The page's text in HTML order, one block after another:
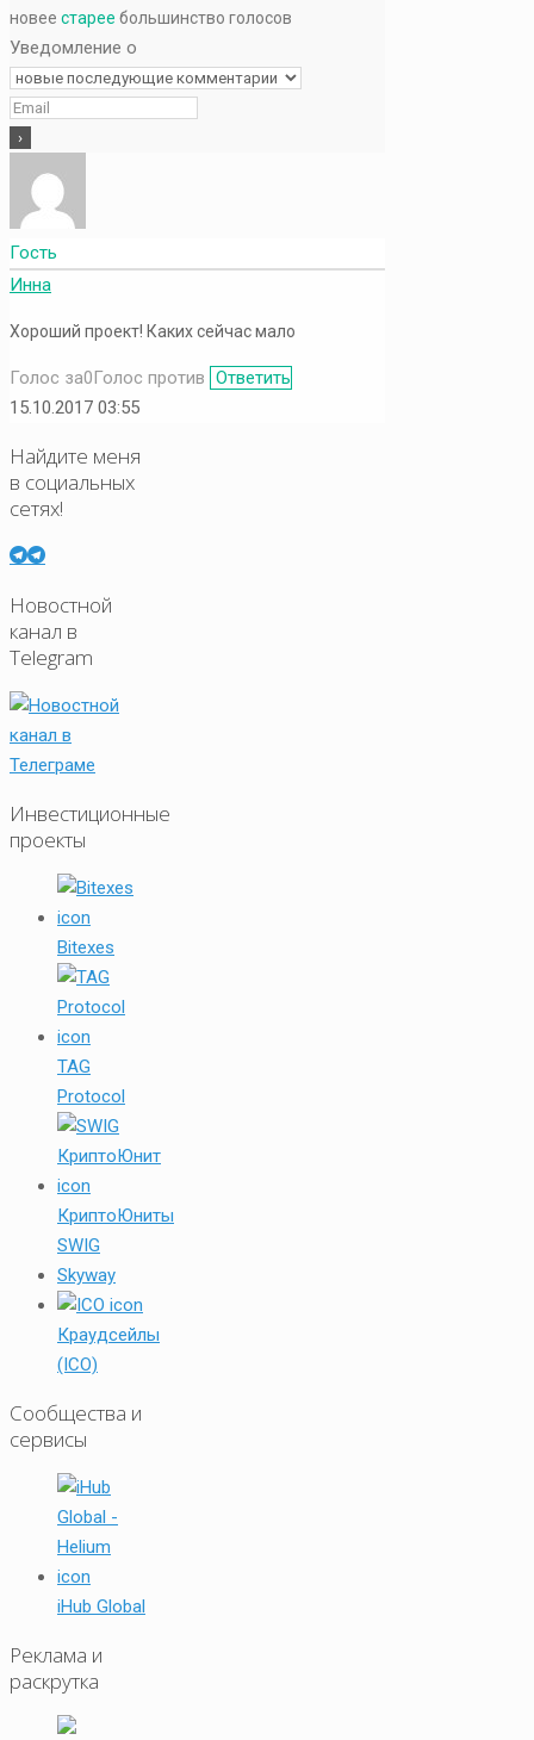
новее старее большинство голосов
Уведомление о
Гость
Инна
Хороший проект! Каких сейчас мало
Голос за0Голос против Ответить
15.10.2017 03:55
Найдите меня
в социальных
сетях!
Новостной
канал в
Telegram
Инвестиционные
проекты
Bitexes
TAG
Protocol
КриптоЮниты
SWIG
Skyway
Краудсейлы
(ICO)
Сообщества и
сервисы
iHub Global
Реклама и
раскрутка